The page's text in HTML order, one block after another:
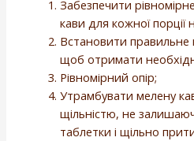
Забезпечити
кави для кожної порції
Встановити
щоб отримати
Рівномірний опір;
Утрамбувати мелену
щільністю, не
таблетки і щільно